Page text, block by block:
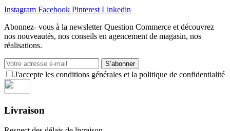
Instagram Facebook Pinterest Linkedin
Abonnez- vous à la newsletter Question Commerce et découvrez
nos nouveautés, nos conseils en agencement de magasin, nos
réalisations.
S’abonner
J'accepte les conditions générales et la politique de confidentialité
Livraison